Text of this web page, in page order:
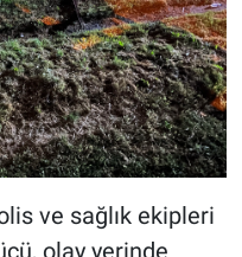
ve sağlık ekipleri
olay yerinde